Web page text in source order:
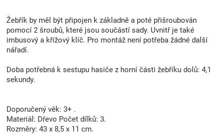
Žebřík by měl být připojen k základně a poté přišroubován
pomocí 2 šroubů, které jsou součástí sady. Uvnitř je také
imbusový a křížový klíč. Pro montáž není potřeba žádné další
nářadí.
Doba potřebná k sestupu hasiče z horní části žebříku dolů: 4,1
sekundy.
Doporučený věk: 3+ .
Materiál: Dřevo Počet dílků: 3.
Rozměry: 43 x 8,5 x 11 cm.